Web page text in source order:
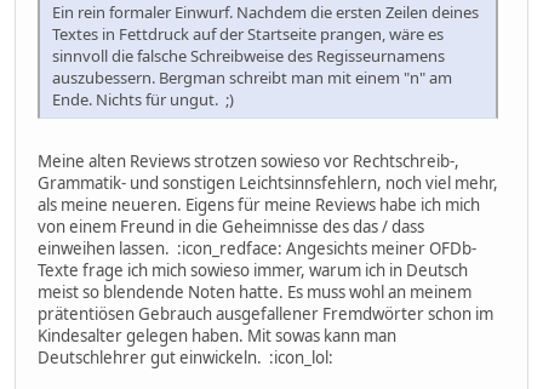
Ein rein formaler Einwurf. Nachdem die ersten Zeilen deines
Textes in Fettdruck auf der Startseite prangen, wäre es
sinnvoll die falsche Schreibweise des Regisseurnamens
auszubessern. Bergman schreibt man mit einem "n" am
Ende. Nichts für ungut. ;)
Meine alten Reviews strotzen sowieso vor Rechtschreib-,
Grammatik- und sonstigen Leichtsinnsfehlern, noch viel mehr,
als meine neueren. Eigens für meine Reviews habe ich mich
von einem Freund in die Geheimnisse des das / dass
einweihen lassen. :icon_redface: Angesichts meiner OFDb-
Texte frage ich mich sowieso immer, warum ich in Deutsch
meist so blendende Noten hatte. Es muss wohl an meinem
prätentiösen Gebrauch ausgefallener Fremdwörter schon im
Kindesalter gelegen haben. Mit sowas kann man
Deutschlehrer gut einwickeln. :icon_lol: